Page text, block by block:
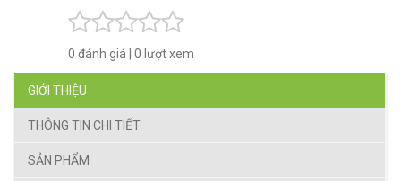
0 đánh giá 0 lượt xem
GIỚI THIỆU
THÔNG TIN CHI TIẾT
SẢN PHẨM